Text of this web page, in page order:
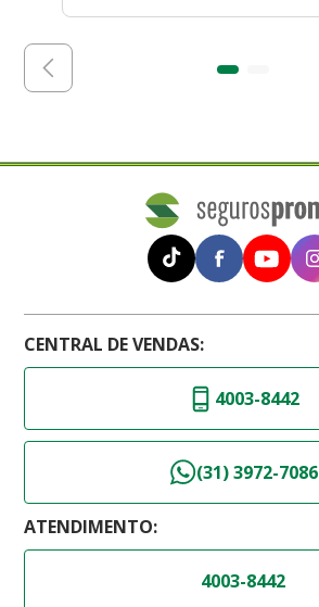
CENTRAL DE VENDAS:
4003-8442
(31) 3972-7086
ATENDIMENTO:
4003-8442